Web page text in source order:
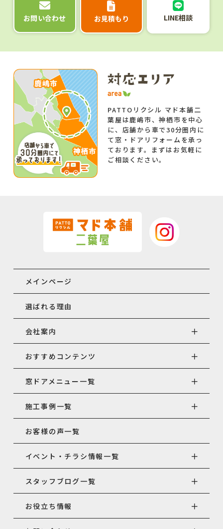
お問い合わせ お見積もり LINE相談
PATTOリクシル マド本舗二
葉屋は鹿嶋市、神栖市を中心
に、店舗から車で30分圏内に
て窓・ドアリフォームを承っ
ております。まずはお気軽に
ご相談ください。
メインページ
選ばれる理由
会社案内
おすすめコンテンツ
窓ドアメニュー一覧
施工事例一覧
お客様の声一覧
イベント・チラシ情報一覧
スタッフブログ一覧
お役立ち情報